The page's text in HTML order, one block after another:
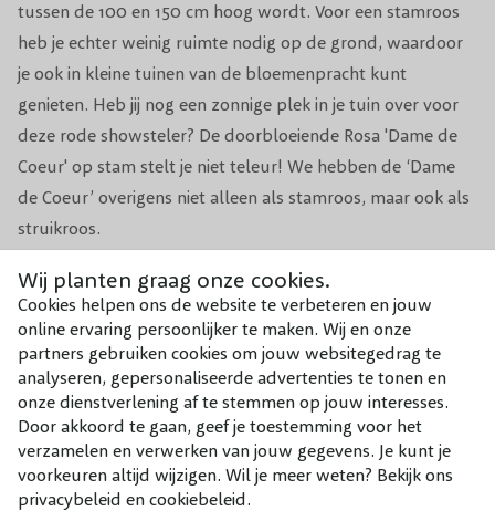
Wij planten graag onze cookies.
Cookies helpen ons de website te verbeteren en jouw
online ervaring persoonlijker te maken. Wij en onze
partners gebruiken cookies om jouw websitegedrag te
analyseren, gepersonaliseerde advertenties te tonen en
onze dienstverlening af te stemmen op jouw interesses.
Door akkoord te gaan, geef je toestemming voor het
verzamelen en verwerken van jouw gegevens. Je kunt je
voorkeuren altijd wijzigen. Wil je meer weten? Bekijk ons
privacybeleid en cookiebeleid.
tussen de 100 en 150 cm hoog wordt. Voor een stamroos
heb je echter weinig ruimte nodig op de grond, waardoor
je ook in kleine tuinen van de bloemenpracht kunt
genieten. Heb jij nog een zonnige plek in je tuin over voor
deze rode showsteler? De doorbloeiende Rosa 'Dame de
Coeur' op stam stelt je niet teleur! We hebben de ‘Dame
de Coeur’ overigens niet alleen als stamroos, maar ook als
struikroos.
snijroos. Snijd een paar takken af voor in een mooie vaas en
geniet ook binnen van de romantische eyecatcher!
Groeisnelheid Snel
Geschikt voor Volle grond, in pot
Combineer met
Onze aanraders bij dit product